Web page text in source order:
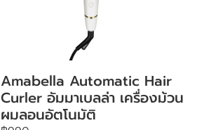
Amabella Automatic Hair
Curler อัมมาเบลล่า เครื่องม้วน
ผมลอนอัตโนมัติ